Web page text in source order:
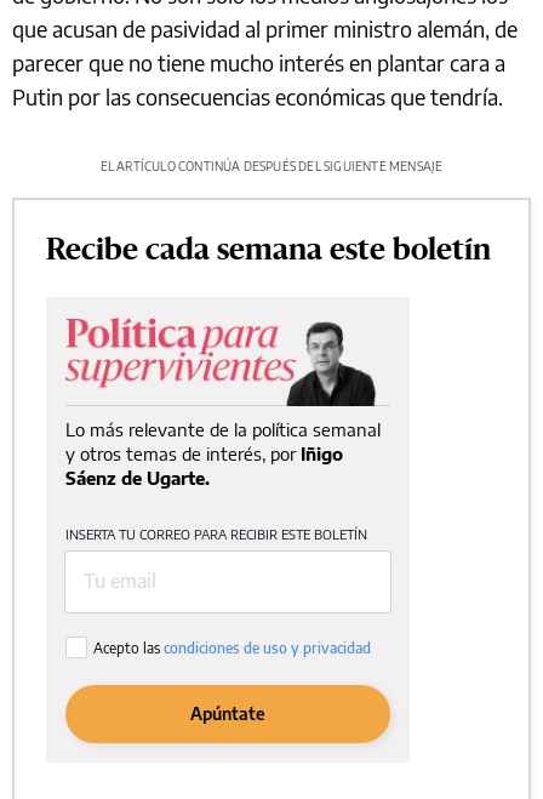
que acusan de pasividad al primer ministro alemán, de
parecer que no tiene mucho interés en plantar cara a
Putin por las consecuencias económicas que tendría.
EL ARTÍCULO CONTINÚA DESPUÉS DEL SIGUIENTE MENSAJE
Recibe cada semana este boletín